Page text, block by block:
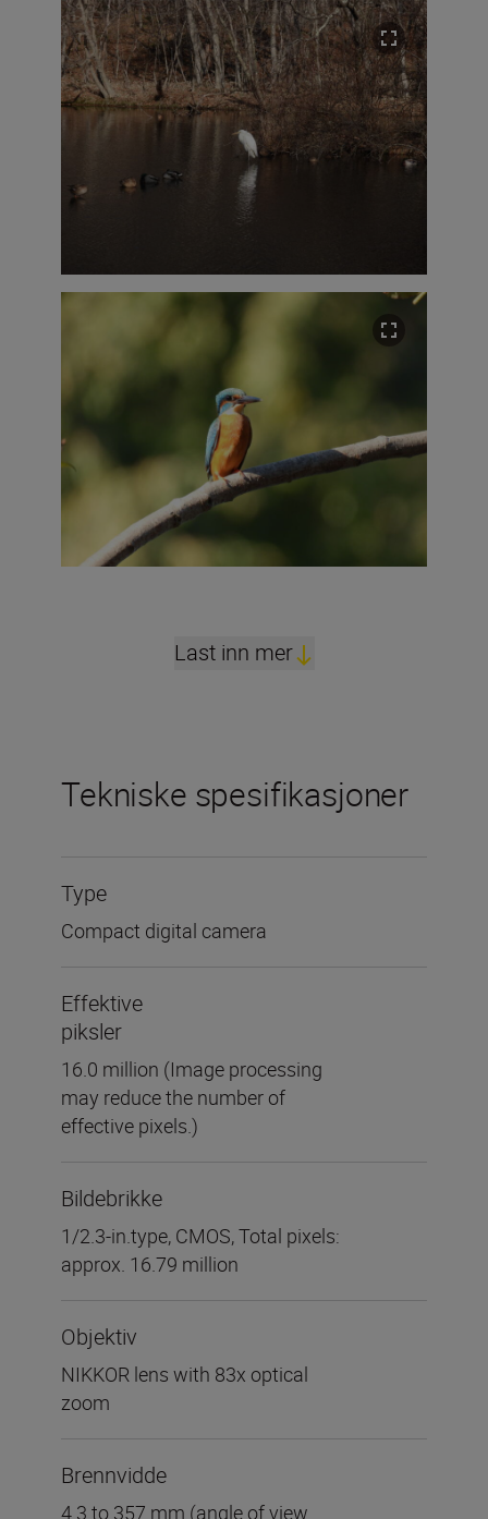
Last inn mer
Tekniske spesifikasjoner
Type
Compact digital camera
Effektive
piksler
16.0 million (Image processing
may reduce the number of
effective pixels.)
Bildebrikke
1/2.3-in.type, CMOS, Total pixels:
approx. 16.79 million
Objektiv
NIKKOR lens with 83x optical
zoom
Brennvidde
4.3 to 357 mm (angle of view